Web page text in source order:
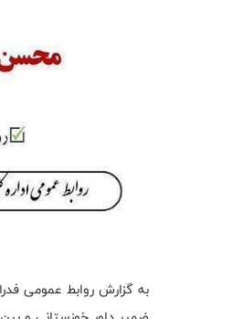
به گزارش روابط عمومی